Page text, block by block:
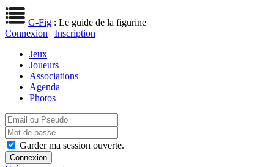
G-Fig : Le guide de la figurine
Connexion | Inscription
Jeux
Joueurs
Associations
Agenda
Photos
Garder ma session ouverte.